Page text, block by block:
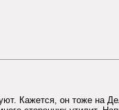
Кажется, он тоже на